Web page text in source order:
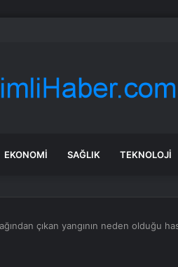
girebilirim 2026? YKS 200
EKONOMI SAĞLIK TEKNOLOJI
çıkan yangının neden olduğu